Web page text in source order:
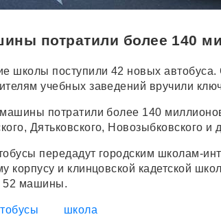
потратили более 140
школы поступили 42 новых автобуса.
учебных заведений вручили
потратили более 140
Дятьковского, Новозыбковского и
передадут городским школам-
корпусу и клинцовской кадетской
52 машины.
школа